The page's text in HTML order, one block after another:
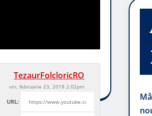
TezaurFolcloricRO
vin, februarie 23, 2018 2:02pm
URL: